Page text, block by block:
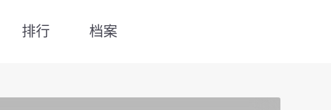
排行 档案